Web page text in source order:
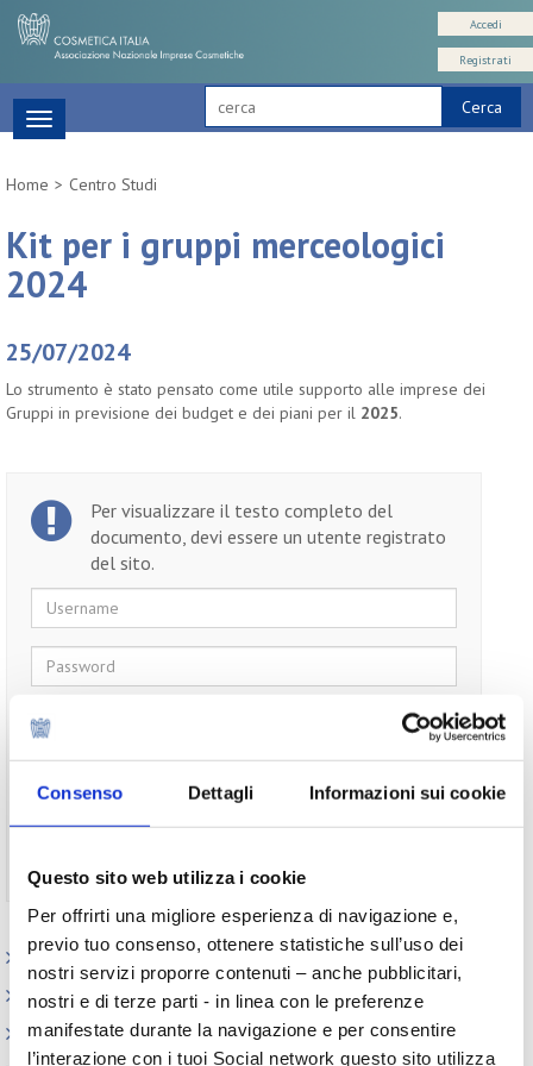
Consenso Dettagli Informazioni sui cookie
Questo sito web utilizza i cookie
Per offrirti una migliore esperienza di navigazione e,
previo tuo consenso, ottenere statistiche sull’uso dei
nostri servizi proporre contenuti – anche pubblicitari,
nostri e di terze parti - in linea con le preferenze
manifestate durante la navigazione e per consentire
l’interazione con i tuoi Social network questo sito utilizza
Cerca
Accedi
Registrati
Toggle
navigation
Home
Centro Studi
Kit per i gruppi merceologici
2024
25/07/2024
Lo strumento è stato pensato come utile supporto alle imprese dei
Gruppi in previsione dei budget e dei piani per il 2025.
Per visualizzare il testo completo del
documento, devi essere un utente registrato
del sito.
Username
Password
Appuntamenti
Outlook: il nuovo report del Centro Studi
Contesto macroeconomico